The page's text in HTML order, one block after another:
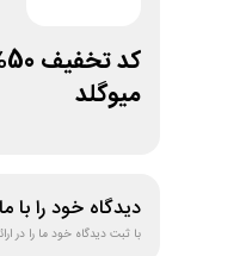
میوگلد
دیدگاه خود را با
با ثبت دیدگاه خود ما را در